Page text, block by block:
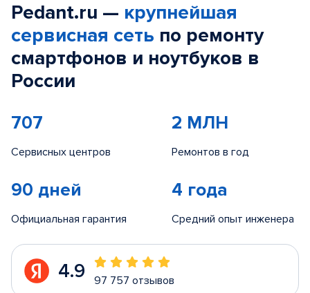
Pedant.ru — крупнейшая
сервисная сеть по ремонту
смартфонов и ноутбуков в
России
707
Сервисных центров
2 МЛН
Ремонтов в год
90 дней
Официальная гарантия
4 года
Средний опыт инженера
4.9 97 757 отзывов